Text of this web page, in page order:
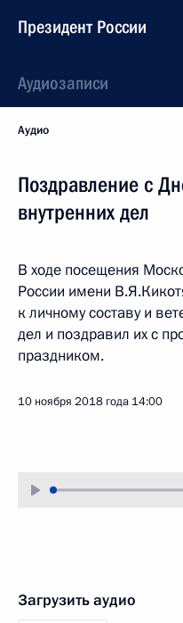
Президент России
Аудиозаписи
Аудио
Поздравление с
внутренних дел
В ходе посещения
России имени
к личному составу и
дел и поздравил их с
праздником.
10 ноября 2018 года 14:00
Загрузить аудио